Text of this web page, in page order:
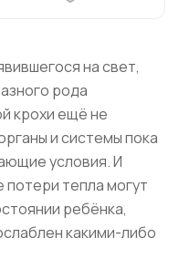
на свет,
рода
крохи ещё не
и системы пока
условия. И
тепла могут
ребёнка,
какими-либо